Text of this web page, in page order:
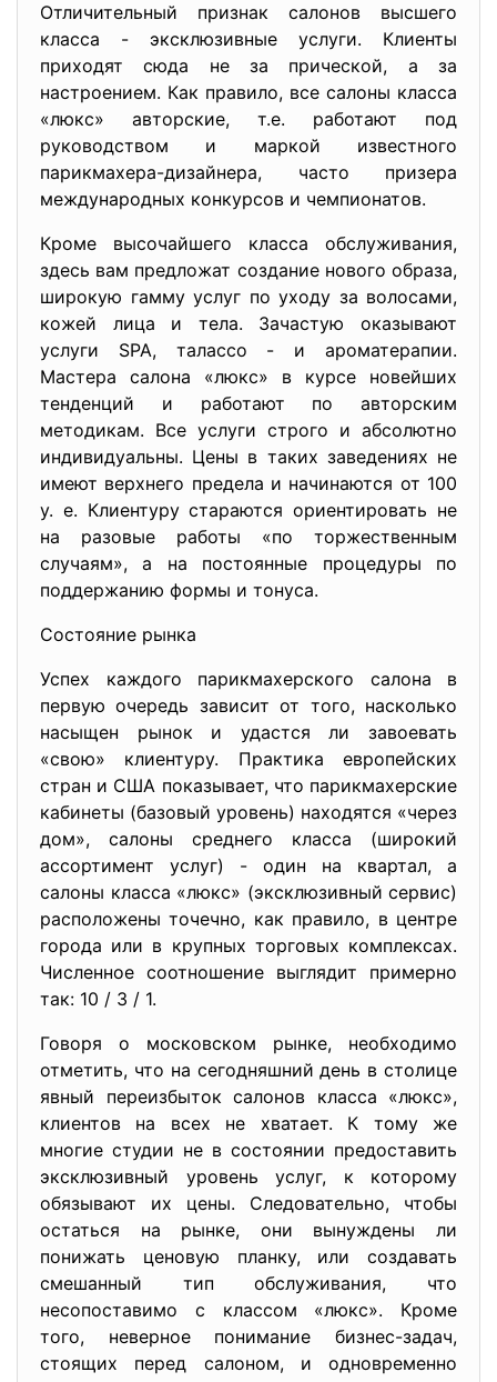
Отличительный признак салонов высшего
класса - эксклюзивные услуги. Клиенты
приходят сюда не за прической, а за
настроением. Как правило, все салоны класса
«люкс» авторские, т.е. работают под
руководством и маркой известного
парикмахера-дизайнера, часто призера
международных конкурсов и чемпионатов.
Кроме высочайшего класса обслуживания,
здесь вам предложат создание нового образа,
широкую гамму услуг по уходу за волосами,
кожей лица и тела. Зачастую оказывают
услуги SPA, талассо - и ароматерапии.
Мастера салона «люкс» в курсе новейших
тенденций и работают по авторским
методикам. Все услуги строго и абсолютно
индивидуальны. Цены в таких заведениях не
имеют верхнего предела и начинаются от 100
у. е. Клиентуру стараются ориентировать не
на разовые работы «по торжественным
случаям», а на постоянные процедуры по
поддержанию формы и тонуса.
Состояние рынка
Успех каждого парикмахерского салона в
первую очередь зависит от того, насколько
насыщен рынок и удастся ли завоевать
«свою» клиентуру. Практика европейских
стран и США показывает, что парикмахерские
кабинеты (базовый уровень) находятся «через
дом», салоны среднего класса (широкий
ассортимент услуг) - один на квартал, а
салоны класса «люкс» (эксклюзивный сервис)
расположены точечно, как правило, в центре
города или в крупных торговых комплексах.
Численное соотношение выглядит примерно
так: 10 / 3 / 1.
Говоря о московском рынке, необходимо
отметить, что на сегодняшний день в столице
явный переизбыток салонов класса «люкс»,
клиентов на всех не хватает. К тому же
многие студии не в состоянии предоставить
эксклюзивный уровень услуг, к которому
обязывают их цены. Следовательно, чтобы
остаться на рынке, они вынуждены ли
понижать ценовую планку, или создавать
смешанный тип обслуживания, что
несопоставимо с классом «люкс». Кроме
того, неверное понимание бизнес-задач,
стоящих перед салоном, и одновременно